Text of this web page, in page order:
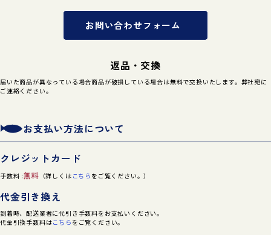
お問い合わせフォーム
返品・交換
届いた商品が異なっている場合商品が破損している場合は無料で交換いたします。弊社宛に
ご連絡ください。
お支払い方法について
クレジットカード
手数料 :無料 （詳しくは こちら をご覧ください。）
代金引き換え
到着時、配送業者に代引き手数料をお支払いください。
代金引換手数料はこちら をご覧ください。